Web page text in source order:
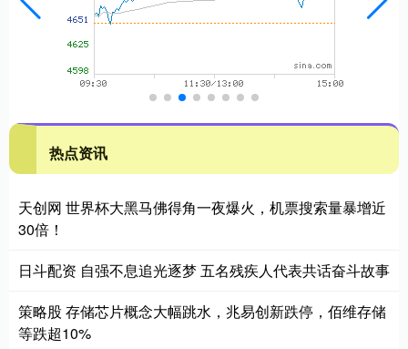
热点资讯
天创网 世界杯大黑马佛得角一夜爆火，机票搜索量暴增近
30倍！
日斗配资 自强不息追光逐梦 五名残疾人代表共话奋斗故事
策略股 存储芯片概念大幅跳水，兆易创新跌停，佰维存储
等跌超10%